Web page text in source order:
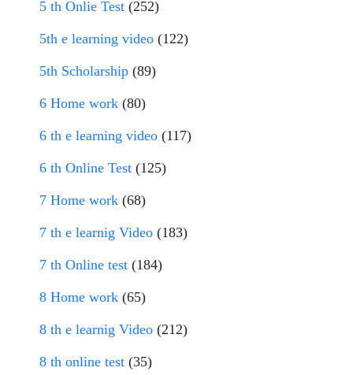
5 th Onlie Test (252)
5th e learning video (122)
5th Scholarship (89)
6 Home work (80)
6 th e learning video (117)
6 th Online Test (125)
7 Home work (68)
7 th e learnig Video (183)
7 th Online test (184)
8 Home work (65)
8 th e learnig Video (212)
8 th online test (35)